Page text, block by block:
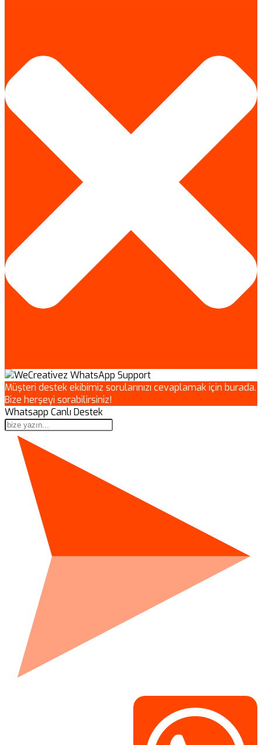
Müşteri destek ekibimiz sorularınızı cevaplamak için burada.
Bize herşeyi sorabilirsiniz!
Whatsapp Canlı Destek